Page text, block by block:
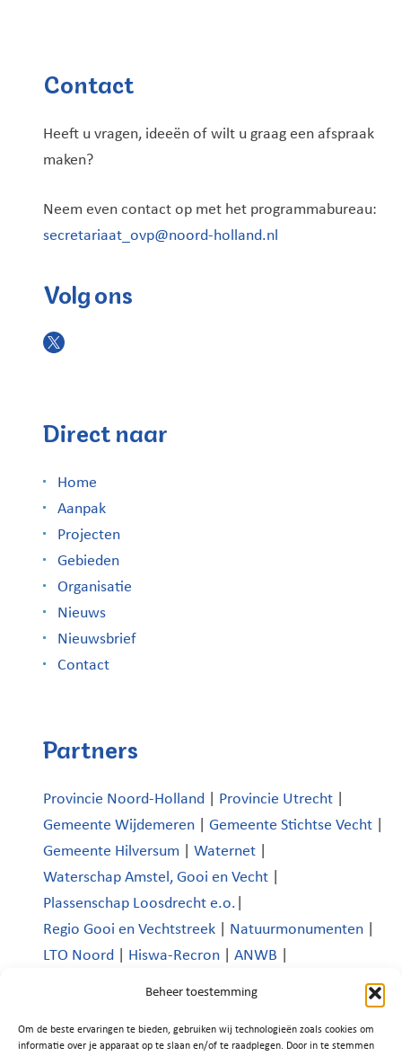
Beheer toestemming
Om de beste ervaringen te bieden, gebruiken wij technologieën zoals cookies om
informatie over je apparaat op te slaan en/of te raadplegen. Door in te stemmen
Contact
Heeft u vragen, ideeën of wilt u graag een afspraak
maken?
Neem even contact op met het programmabureau:
secretariaat_ovp@noord-holland.nl
Volg ons
Direct naar
Home
Aanpak
Projecten
Gebieden
Organisatie
Nieuws
Nieuwsbrief
Contact
Partners
Provincie Noord-Holland Provincie Utrecht
Gemeente Wijdemeren
Gemeente Stichtse Vecht
Gemeente Hilversum
Waternet
Waterschap Amstel, Gooi en Vecht
Plassenschap Loosdrecht e.o.
Regio Gooi en Vechtstreek
Natuurmonumenten
LTO Noord
Hiswa-Recron ANWB
Platform Recreatie en Toerisme Wijdemeren|